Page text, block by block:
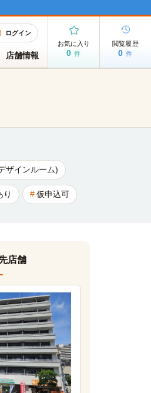
ログイン
店舗情報
お気に入り
0 件
閲覧履歴
0 件
ザインルーム)
り 仮申込可
店舗